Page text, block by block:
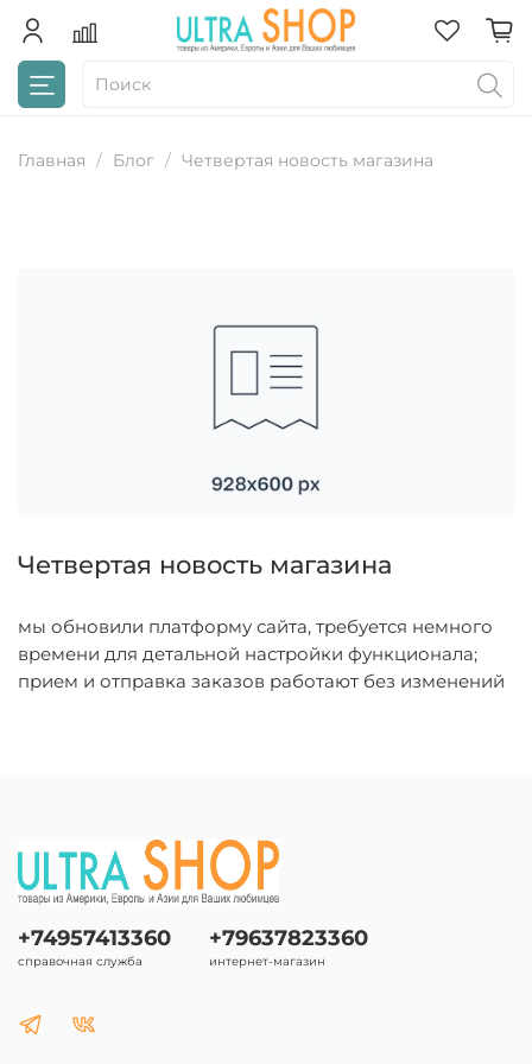
Главная Блог Четвертая новость магазина
Четвертая новость магазина
мы обновили платформу сайта, требуется немного
времени для детальной настройки функционала;
прием и отправка заказов работают без изменений
+74957413360
справочная служба
+79637823360
интернет-магазин